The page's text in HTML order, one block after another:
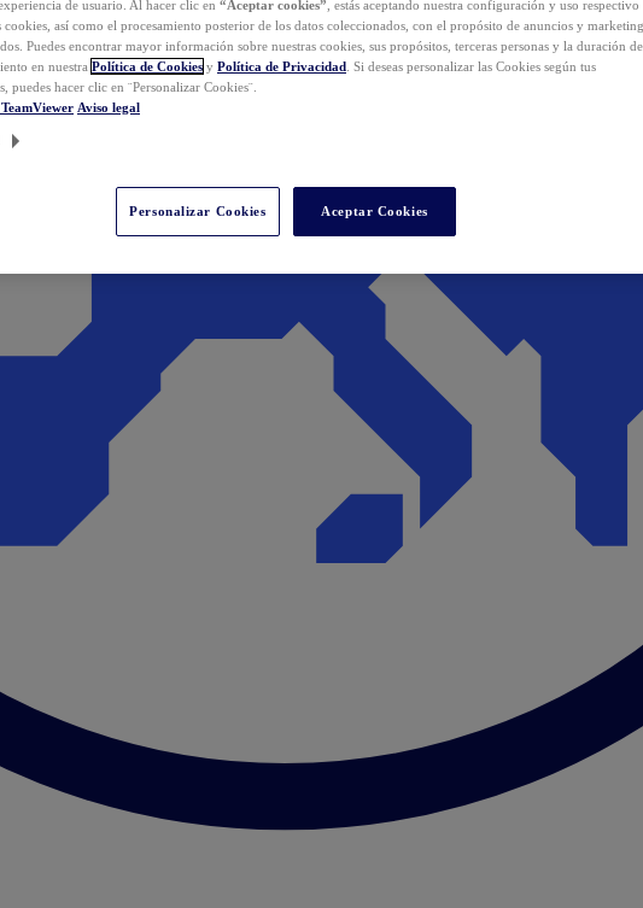
de usuario. Al hacer clic en “Aceptar cookies” , estás aceptando nuestra configuración y uso respectivo
cookies, así como el procesamiento posterior de los datos coleccionados, con el propósito de anuncios y marketing
Puedes encontrar mayor información sobre nuestras cookies, sus propósitos, terceras personas y la duración de
en nuestra Política de Cookies y Política de Privacidad . Si deseas personalizar las Cookies según tus
puedes hacer clic en ¨Personalizar Cookies¨.
Aviso legal
Personalizar Cookies Aceptar Cookies